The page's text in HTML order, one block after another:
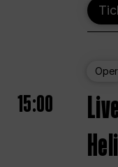
Oper
15:00